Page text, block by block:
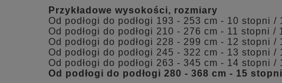
Przykładowe wysokości, rozmiary
Od podłogi do podłogi 193 - 253 cm - 10 stopni
Od podłogi do podłogi 210 - 276 cm - 11 stopni
Od podłogi do podłogi 228 - 299 cm - 12 stopni
Od podłogi do podłogi 245 - 322 cm - 13 stopni
Od podłogi do podłogi 263 - 345 cm - 14 stopni
Od podłogi do podłogi 280 - 368 cm - 15